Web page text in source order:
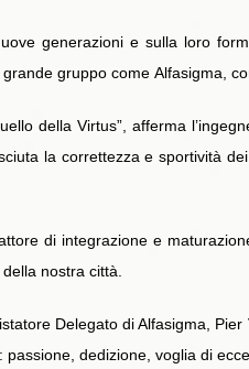
generazioni e sulla loro
gruppo come Alfasigma,
della Virtus”, afferma
la correttezza e sportività
di integrazione e
nostra città.
Delegato di Alfasigma,
dedizione, voglia di